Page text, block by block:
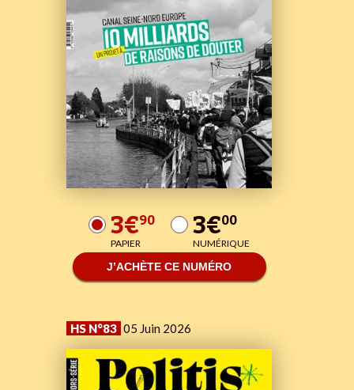
3€90
PAPIER 3€00
NUMÉRIQUE
J’ACHÈTE CE NUMÉRO
HS N°83 05 Juin 2026